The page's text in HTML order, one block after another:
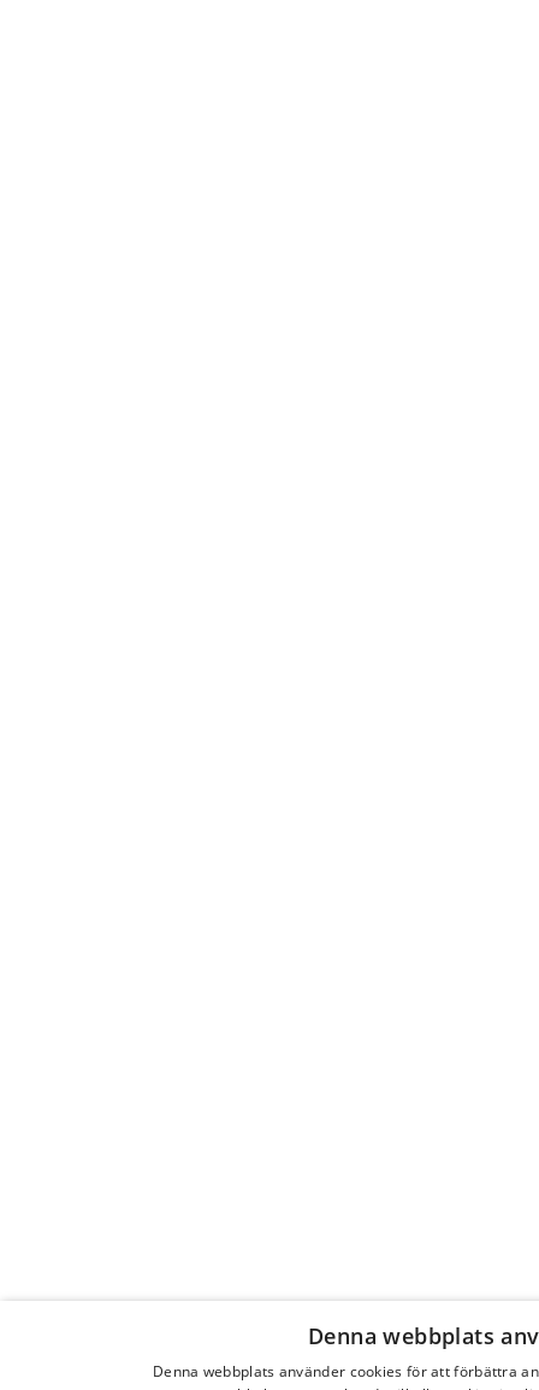
Denna webbplats
Denna webbplats använder cookies för att förbättra